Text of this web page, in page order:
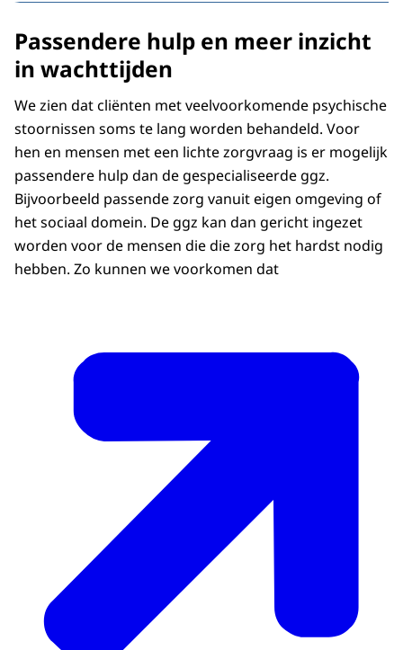
Interdepartementaal Beleidsonderzoek (IBO)
mentale gezondheid ‘Uit balans’
Hierin wordt een grondige analyse gegeven van
de kernoorzaken die leiden tot problemen in
het mentale gezondheidsbeleid en het stelsel
van ondersteuning en zorg voor mensen met
psychische problemen. In het IBO worden
Passendere hulp en meer inzicht
in wachttijden
We zien dat cliënten met veelvoorkomende psychische
stoornissen soms te lang worden behandeld. Voor
hen en mensen met een lichte zorgvraag is er mogelijk
passendere hulp dan de gespecialiseerde ggz.
Bijvoorbeeld passende zorg vanuit eigen omgeving of
het sociaal domein. De ggz kan dan gericht ingezet
worden voor de mensen die die zorg het hardst nodig
hebben. Zo kunnen we voorkomen dat